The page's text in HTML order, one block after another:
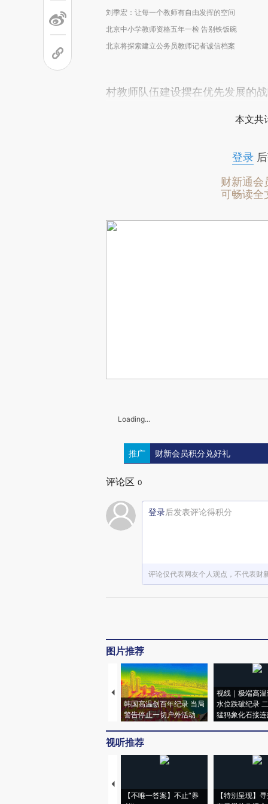
刘季宏：让每一个教师有自由发挥的空间
北京中小学教师资格五年一检 告别铁饭碗
北京将探索建立公务员教师记者诚信档案
村教师队伍建设摆在优先发展的战
本文共
登录后
财新通会
可畅读全
Loading...
推广 财新会员积分兑好礼
评论区 0
登录后发表评论得积分
评论仅代表网友个人观点，不代表财
图片推荐
韩国高温创百年纪录 当局
警告停止一切户外活动
视线｜极端高
水位跌破纪录
猛犸象化石接连
视听推荐
【不唯一答案】不止“养
【特别呈现】